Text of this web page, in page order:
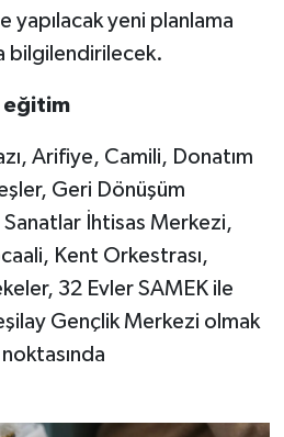
yapılacak yeni planlama
bilgilendirilecek.
eğitim
Arifiye, Camili, Donatım
Geri Dönüşüm
İhtisas Merkezi,
Kent Orkestrası,
32 Evler SAMEK ile
Gençlik Merkezi olmak